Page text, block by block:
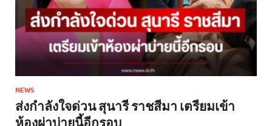
NEWS
ส่งกำลังใจด่วน สุนารี ราชสีมา เตรียมเข้า
ห้องผ่าบ่ายนี้อีกรอบ